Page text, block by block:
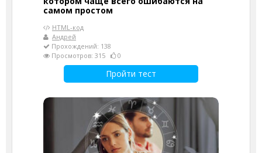
самом простом
HTML-код
Андрей
Прохождений: 138
Просмотров: 315
0
Пройти тест